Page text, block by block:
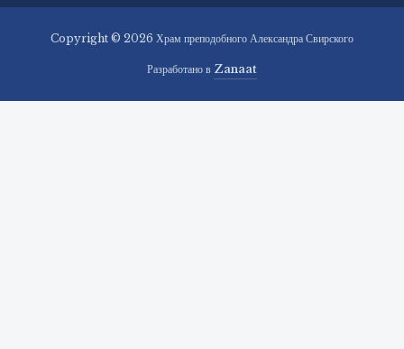
Copyright © 2026 Храм преподобного Александра Свирского
Разработано в Zanaat